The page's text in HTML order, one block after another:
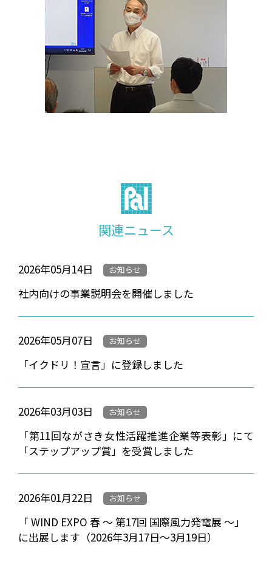
関連ニュース
2026年05月14日 お知らせ
社内向けの事業説明会を開催しました
2026年05月07日 お知らせ
「イクドリ！宣言」に登録しました
2026年03月03日 お知らせ
「第11回ながさき女性活躍推進企業等表彰」にて
「ステップアップ賞」を受賞しました
2026年01月22日 お知らせ
「 WIND EXPO 春 ～ 第17回 国際風力発電展 ～」
に出展します（2026年3月17日～3月19日）